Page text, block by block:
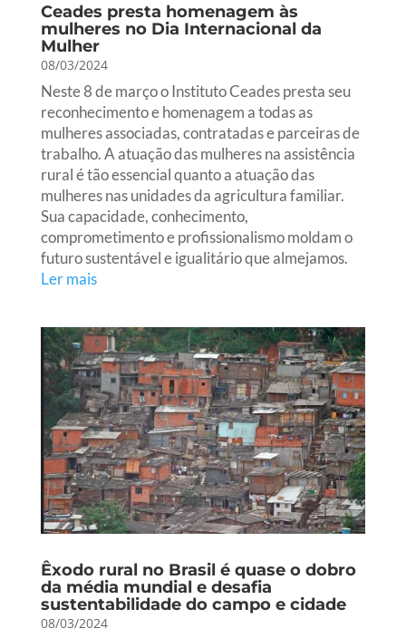
Ceades presta homenagem às
mulheres no Dia Internacional da
Mulher
08/03/2024
Neste 8 de março o Instituto Ceades presta seu
reconhecimento e homenagem a todas as
mulheres associadas, contratadas e parceiras de
trabalho. A atuação das mulheres na assistência
rural é tão essencial quanto a atuação das
mulheres nas unidades da agricultura familiar.
Sua capacidade, conhecimento,
comprometimento e profissionalismo moldam o
futuro sustentável e igualitário que almejamos.
Ler mais
Êxodo rural no Brasil é quase o dobro
da média mundial e desafia
sustentabilidade do campo e cidade
08/03/2024